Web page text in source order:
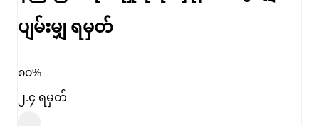
ပျမ်းမျှ ရမှတ်
၈၀%
၂.၄ ရမှတ်